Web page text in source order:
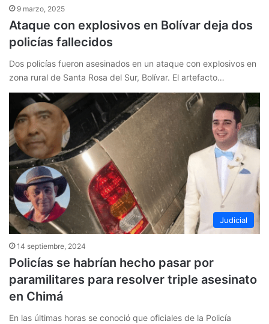
9 marzo, 2025
Ataque con explosivos en Bolívar deja dos
policías fallecidos
Dos policías fueron asesinados en un ataque con explosivos en
zona rural de Santa Rosa del Sur, Bolívar. El artefacto…
Judicial
14 septiembre, 2024
Policías se habrían hecho pasar por
paramilitares para resolver triple asesinato
en Chimá
En las últimas horas se conoció que oficiales de la Policía